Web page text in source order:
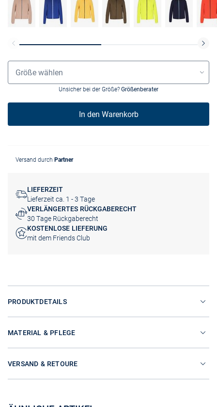
Größenauswahl
Größe wählen
Unsicher bei der Größe? Größenberater
In den Warenkorb
Versand durch Partner
LIEFERZEIT
Lieferzeit ca. 1 - 3 Tage
VERLÄNGERTES RÜCKGABERECHT
30 Tage Rückgaberecht
KOSTENLOSE LIEFERUNG
mit dem Friends Club
PRODUKTDETAILS
MATERIAL & PFLEGE
VERSAND & RETOURE